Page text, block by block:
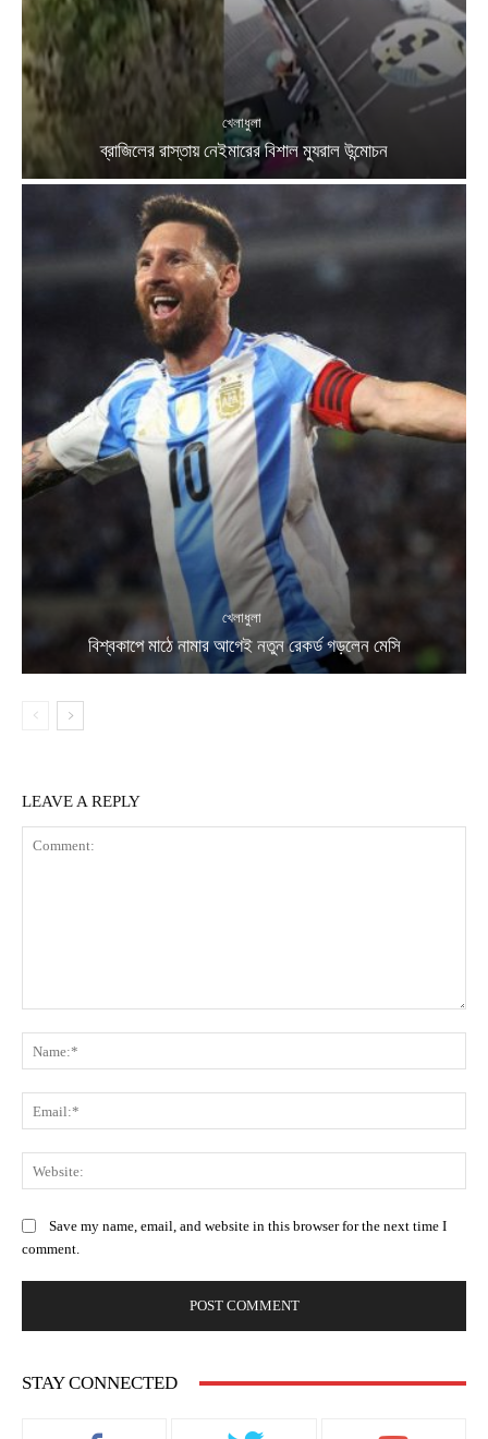
খেলাধুলা
ব্রাজিলের রাস্তায় নেইমারের বিশাল ম্যুরাল উন্মোচন
খেলাধুলা
বিশ্বকাপে মাঠে নামার আগেই নতুন রেকর্ড গড়লেন মেসি
LEAVE A REPLY
Save my name, email, and website in this browser for the next time I
comment.
STAY CONNECTED